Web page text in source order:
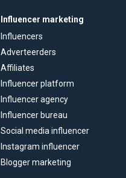
Influencer marketing
Influencers
Adverteerders
Affiliates
Influencer platform
Influencer agency
Influencer bureau
Social media influencer
Instagram influencer
Blogger marketing